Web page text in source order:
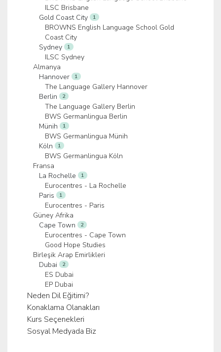
ILSC Brisbane
Gold Coast City
1
BROWNS English Language School Gold
Coast City
Sydney
1
ILSC Sydney
Almanya
Hannover
1
The Language Gallery Hannover
Berlin
2
The Language Gallery Berlin
BWS Germanlingua Berlin
Münih
1
BWS Germanlingua Münih
Köln
1
BWS Germanlingua Köln
Fransa
La Rochelle
1
Eurocentres - La Rochelle
Paris
1
Eurocentres - Paris
Güney Afrika
Cape Town
2
Eurocentres - Cape Town
Good Hope Studies
Birleşik Arap Emirlikleri
Dubai
2
ES Dubai
EP Dubai
Neden Dil Eğitimi?
Konaklama Olanakları
Kurs Seçenekleri
Sosyal Medyada Biz